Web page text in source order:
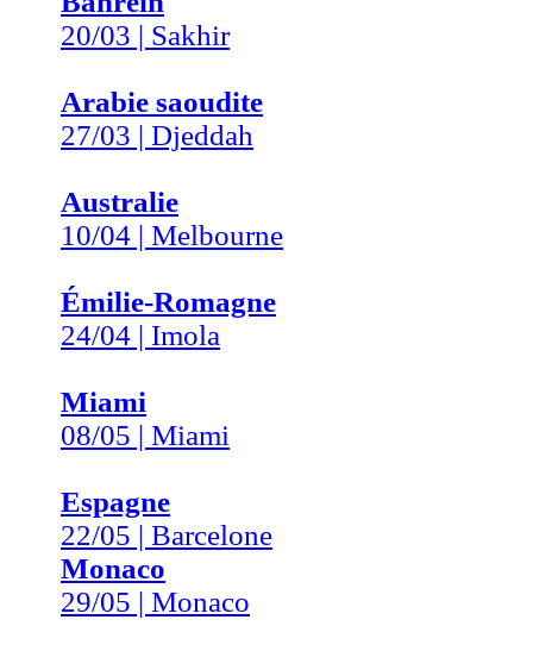
20/03 | Sakhir
Arabie saoudite
27/03 | Djeddah
Australie
10/04 | Melbourne
Émilie-Romagne
24/04 | Imola
Miami
08/05 | Miami
Espagne
22/05 | Barcelone
Monaco
29/05 | Monaco